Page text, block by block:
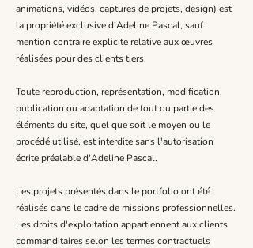
animations, vidéos, captures de projets, design) est
la propriété exclusive d'Adeline Pascal, sauf
mention contraire explicite relative aux œuvres
réalisées pour des clients tiers.
Toute reproduction, représentation, modification,
publication ou adaptation de tout ou partie des
éléments du site, quel que soit le moyen ou le
procédé utilisé, est interdite sans l'autorisation
écrite préalable d'Adeline Pascal.
Les projets présentés dans le portfolio ont été
réalisés dans le cadre de missions professionnelles.
Les droits d'exploitation appartiennent aux clients
commanditaires selon les termes contractuels